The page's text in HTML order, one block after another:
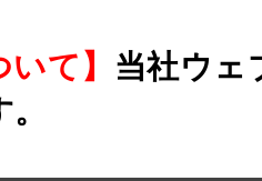
て】 当社ウェ